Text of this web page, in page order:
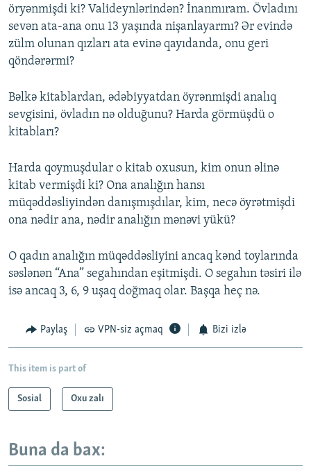
öryənmişdi ki? Valideynlərindən? İnanmıram. Övladını
sevən ata-ana onu 13 yaşında nişanlayarmı? Ər evində
zülm olunan qızları ata evinə qayıdanda, onu geri
qöndərərmi?
Bəlkə kitablardan, ədəbiyyatdan öyrənmişdi analıq
sevgisini, övladın nə olduğunu? Harda görmüşdü o
kitabları?
Harda qoymuşdular o kitab oxusun, kim onun əlinə
kitab vermişdi ki? Ona analığın hansı
müqəddəsliyindən danışmışdılar, kim, necə öyrətmişdi
ona nədir ana, nədir analığın mənəvi yükü?
O qadın analığın müqəddəsliyini ancaq kənd toylarında
səslənən “Ana” segahından eşitmişdi. O segahın təsiri ilə
isə ancaq 3, 6, 9 uşaq doğmaq olar. Başqa heç nə.
Paylaş VPN-siz açmaq Bizi izlə
This item is part of
Sosial Oxu zalı
Buna da bax: